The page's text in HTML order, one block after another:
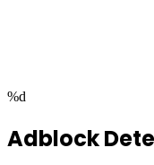
%d
Adblock